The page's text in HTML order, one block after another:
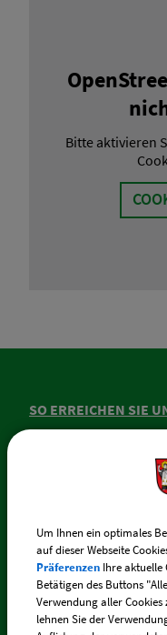
Bitte aktivieren
SO ERREICHEN SIE
Memminger Straße 44
Telefon:+49 (0) 83 35
E-Mail:fellheim@vg-
Um Ihnen ein optimales
auf dieser Webseite
Präferenzen Ihre aktuelle
Betätigen des Buttons
Verwendung aller
lehnen Sie der